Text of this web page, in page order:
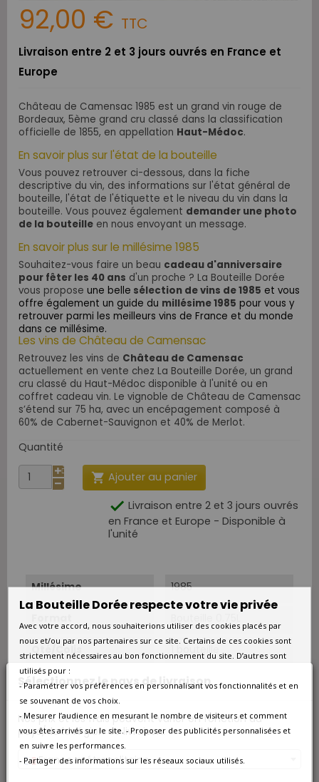
Sélectionnez le pays de livraison
Nos prix et les frais peuvent varier en fonction du
pays/de la région de livraison.
France métropolitaine
92,00 € TTC
Livraison entre 2 et 3 jours ouvrés en France et
Europe
Château de Camensac 1985 est un grand vin rouge de
Bordeaux, 5ème grand cru classé dans la classification
officielle de 1855, en appellation Haut-Médoc.
En savoir plus sur l'état de la bouteille
Vous pouvez retrouver ci-dessous, dans la fiche
descriptive du vin, des informations sur l'état général de
bouteille, l'état de l'étiquette et le niveau du vin dans la
bouteille. Vous pouvez également demander une photo
de la bouteille en nous envoyant un message.
En savoir plus sur le millésime 1985
Souhaitez-vous faire un beau cadeau d'anniversaire
pour fêter les 40 ans d'un proche ? La Bouteille Dorée
vous propose une belle sélection de vins de 1985 et vous
offre également un guide du millésime 1985 pour vous y
retrouver parmi les meilleurs vins de France et du monde
dans ce millésime.
Les vins de Château de Camensac
Retrouvez les vins de Château de Camensac
actuellement en vente chez La Bouteille Dorée, un grand
cru classé du Haut-Médoc disponible à l'unité ou en
coffret cadeau vin. Le vignoble de Château de Camensac
s’étend sur 75 ha, avec un encépagement composé à
60% de Cabernet-Sauvignon et 40% de Merlot.
Quantité
 Ajouter au panier
 Livraison entre 2 et 3 jours ouvrés
en France et Europe - Disponible à
l'unité
Millésime 1985
Qté/Colis 1 bouteille
Pays France
Région Bordeaux
Appellation
La Bouteille Dorée respecte votre vie privée
Avec votre accord, nous souhaiterions utiliser des cookies placés par
nous et/ou par nos partenaires sur ce site. Certains de ces cookies sont
strictement nécessaires au bon fonctionnement du site. D’autres sont
utilisés pour :
- Paramétrer vos préférences en personnalisant vos fonctionnalités et en
se souvenant de vos choix.
- Mesurer l’audience en mesurant le nombre de visiteurs et comment
vous êtes arrivés sur le site. - Proposer des publicités personnalisées et
en suivre les performances.
- Partager des informations sur les réseaux sociaux utilisés.